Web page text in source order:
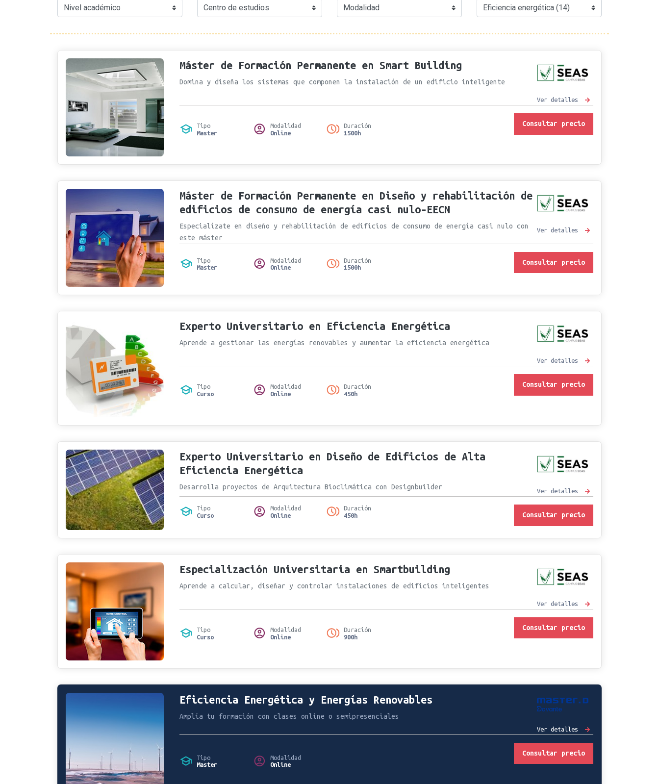
Máster de Formación Permanente en Smart Building
Domina y diseña los sistemas que componen la instalación de un edificio inteligente
Ver detalles
Tipo
Master
Modalidad
Online
Duración
1500h
Consultar precio
Máster de Formación Permanente en Diseño y rehabilitación de
edificios de consumo de energía casi nulo-EECN
Especialízate en diseño y rehabilitación de edificios de consumo de energía casi nulo con
este máster
Ver detalles
Tipo
Master
Modalidad
Online
Duración
1500h
Consultar precio
Experto Universitario en Eficiencia Energética
Aprende a gestionar las energías renovables y aumentar la eficiencia energética
Ver detalles
Tipo
Curso
Modalidad
Online
Duración
450h
Consultar precio
Experto Universitario en Diseño de Edificios de Alta
Eficiencia Energética
Desarrolla proyectos de Arquitectura Bioclimática con Designbuilder
Ver detalles
Tipo
Curso
Modalidad
Online
Duración
450h
Consultar precio
Especialización Universitaria en Smartbuilding
Aprende a calcular, diseñar y controlar instalaciones de edificios inteligentes
Ver detalles
Tipo
Curso
Modalidad
Online
Duración
900h
Consultar precio
Eficiencia Energética y Energías Renovables
Amplía tu formación con clases online o semipresenciales
Ver detalles
Tipo
Master
Modalidad
Online
Consultar precio